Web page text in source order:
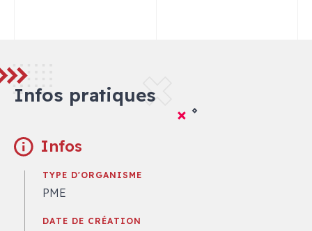
Infos pratiques
Infos
TYPE D'ORGANISME
PME
DATE DE CRÉATION